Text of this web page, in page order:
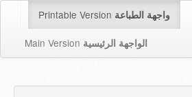
Printable Version واجهة الطباعة
Main Version الواجهة الرئيسية